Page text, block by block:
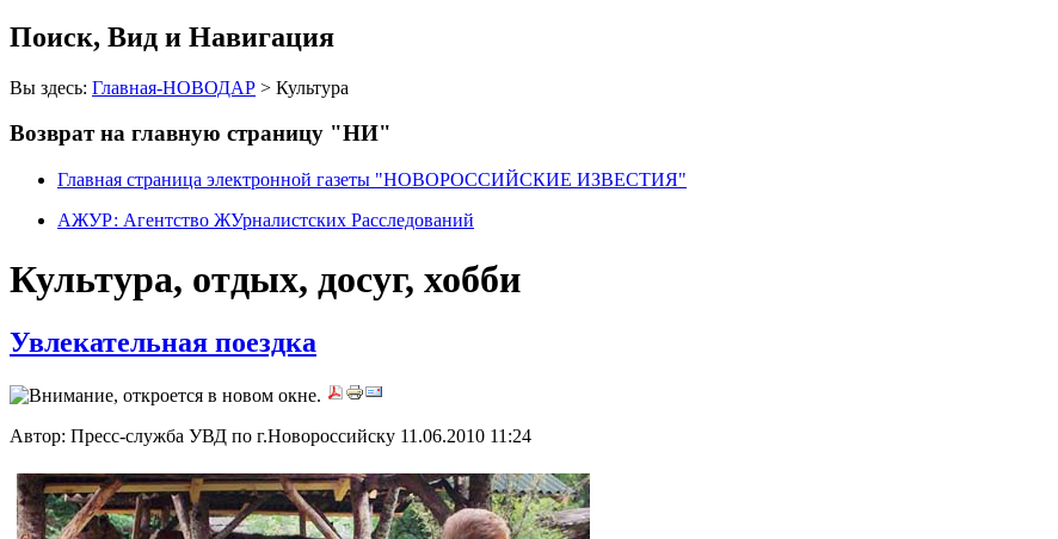
Поиск, Вид и Навигация
Вы здесь: Главная-НОВОДАР > Культура
Возврат на главную страницу "НИ"
Главная страница электронной газеты "НОВОРОССИЙСКИЕ ИЗВЕСТИЯ"
АЖУР: Агентство ЖУрналистских Расследований
Культура, отдых, досуг, хобби
Увлекательная поездка
Автор: Пресс-служба УВД по г.Новороссийску 11.06.2010 11:24